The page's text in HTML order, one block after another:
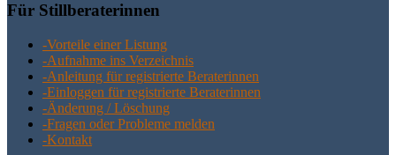
Für Still­be­ra­te­rin­nen
-Vor­tei­le einer Listung
-Auf­nah­me ins Verzeichnis
-Anlei­tung für regis­trier­te Beraterinnen
-Ein­log­gen für regis­trier­te Beraterinnen
-Ände­rung / Löschung
-Fra­gen oder Pro­ble­me melden
-Kon­takt